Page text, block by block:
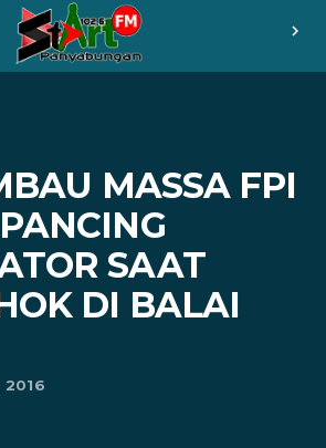
chevron_right
MASSA FPI
SAAT
DI BALAI
2016